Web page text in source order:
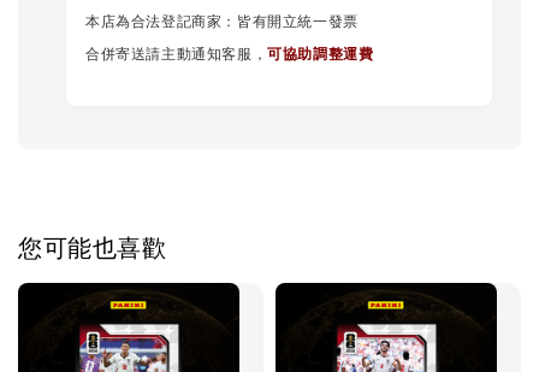
本店為合法登記商家：皆有開立統一發票
合併寄送請主動通知客服，可協助調整運費
您可能也喜歡